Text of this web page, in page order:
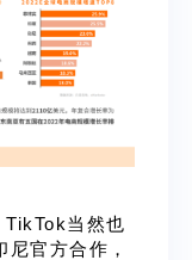
TikTok当然也
官方合作，